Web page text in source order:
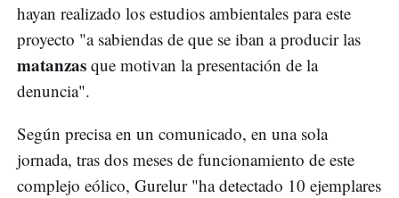
hayan realizado los estudios ambientales para este
proyecto "a sabiendas de que se iban a producir las
matanzas que motivan la presentación de la
denuncia".
Según precisa en un comunicado, en una sola
jornada, tras dos meses de funcionamiento de este
complejo eólico, Gurelur "ha detectado 10 ejemplares